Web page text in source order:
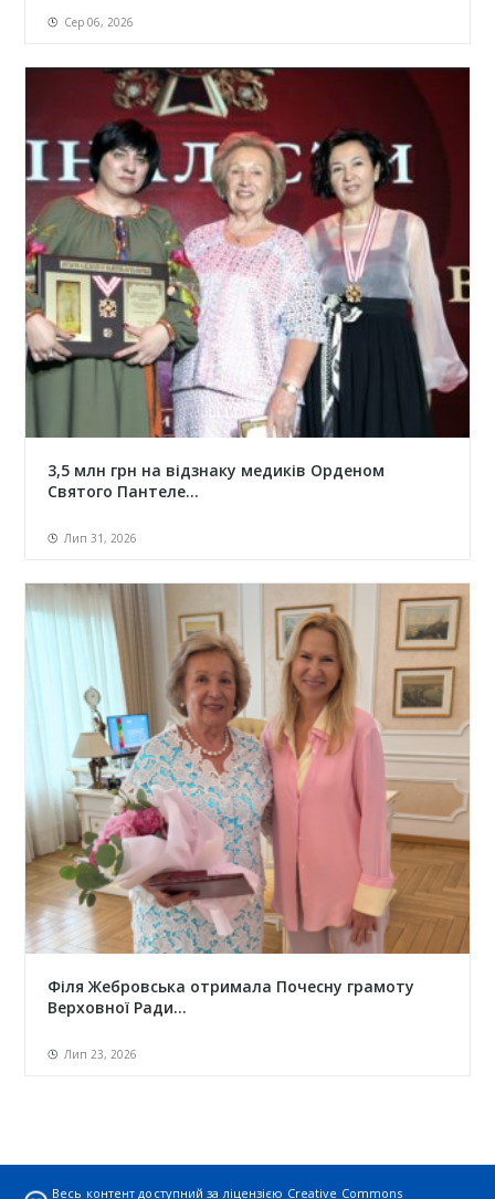
Сер 06, 2026
3,5 млн грн на відзнаку медиків Орденом
Святого Пантеле...
Лип 31, 2026
Філя Жебровська отримала Почесну грамоту
Верховної Ради...
Лип 23, 2026
Весь контент доступний за ліцензією Creative Commons